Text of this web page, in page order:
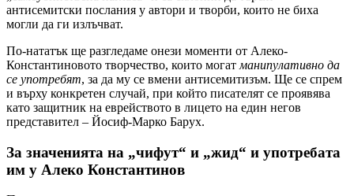
антисемитски послания у автори и творби, които не биха
могли да ги излъчват.
По-нататък ще разгледаме онези моменти от Алеко-
Константиновото творчество, които могат манипулативно да
се употребят, за да му се вмени антисемитизъм. Ще се спрем
и върху конкретен случай, при който писателят се проявява
като защитник на еврейството в лицето на един негов
представител – Йосиф-Марко Барух.
За значенията на „чифут“ и „жид“ и употребата
им у Алеко Константинов